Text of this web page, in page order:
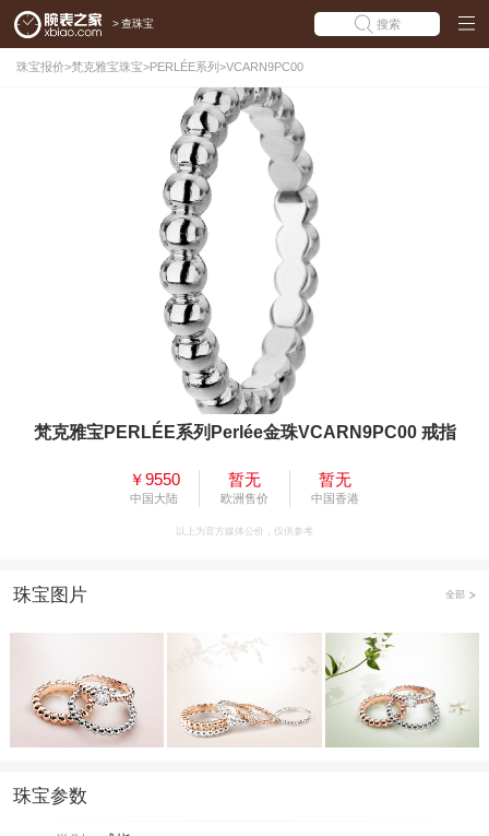
> 查珠宝 搜索
珠宝报价>梵克雅宝珠宝>PERLÉE系列 >VCARN9PC00
梵克雅宝PERLÉE系列Perlée金珠VCARN9PC00 戒指
￥9550
中国大陆
暂无
欧洲售价
暂无
中国香港
以上为官方媒体公价，仅供参考
珠宝图片 全部
珠宝参数